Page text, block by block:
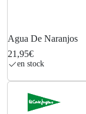
€
Agua De Naranjos
21,95€
en stock